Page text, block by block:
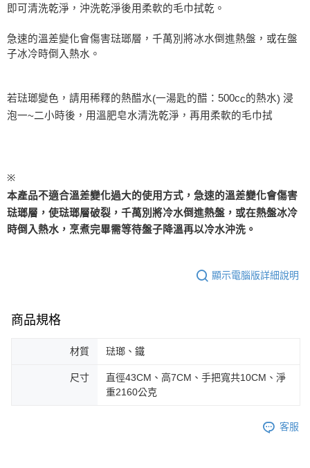
即可清洗乾淨，沖洗乾淨後用柔軟的毛巾拭乾。
急速的溫差變化會傷害琺瑯層，千萬別將冰水倒進熱盤，或在盤
子冰冷時倒入熱水。
若琺瑯變色，請用稀釋的熱醋水(一湯匙的醋：500cc的熱水) 浸
泡一~二小時後，用溫肥皂水清洗乾淨，再用柔軟的毛巾拭
※
本產品不適合溫差變化過大的使用方式，急速的溫差變化會傷害
琺瑯層，使琺瑯層破裂，千萬別將冷水倒進熱盤，或在熱盤冰冷
時倒入熱水，烹煮完畢需等待盤子降溫再以冷水沖洗。
顯示電腦版詳細說明
商品規格
材質 琺瑯、鐵
尺寸
直徑43CM、高7CM、手把寬共10CM、淨
重2160公克
客服